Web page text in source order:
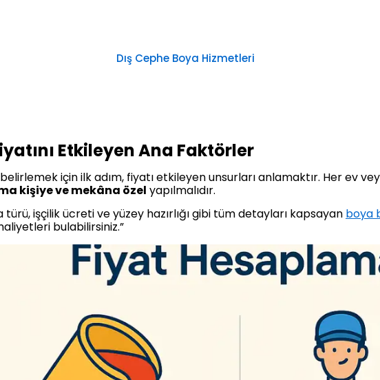
Dış Cephe Boya Hizmetleri
Etkileyen Ana Faktörler
için ilk adım, fiyatı etkileyen unsurları anlamaktır. Her ev
kişiye ve mekâna özel yapılmalıdır.
işçilik ücreti ve yüzey hazırlığı gibi tüm detayları kapsayan boya
bulabilirsiniz.”